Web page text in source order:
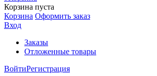
Корзина пуста
Корзина Оформить заказ
Вход
Заказы
Отложенные товары
ВойтиРегистрация